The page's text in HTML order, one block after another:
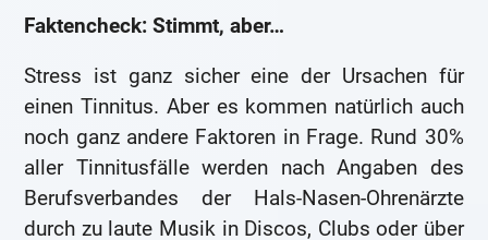
Faktencheck: Stimmt, aber…
Stress ist ganz sicher eine der Ursachen für
einen Tinnitus. Aber es kommen natürlich auch
noch ganz andere Faktoren in Frage. Rund 30%
aller Tinnitusfälle werden nach Angaben des
Berufsverbandes der Hals-Nasen-Ohrenärzte
durch zu laute Musik in Discos, Clubs oder über